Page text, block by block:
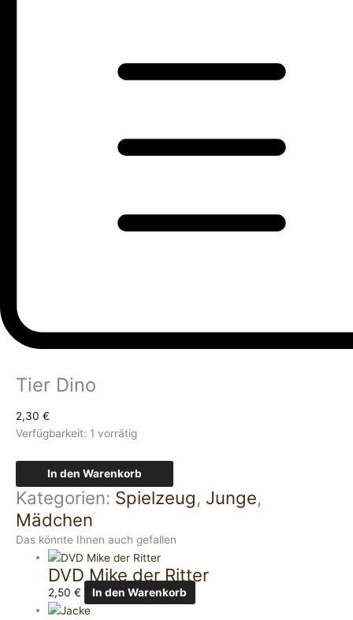
Tier Dino
2,30 €
Verfügbarkeit: 1 vorrätig
In den Warenkorb
Kategorien: Spielzeug, Junge,
Mädchen
Das könnte Ihnen auch gefallen
DVD Mike der Ritter
2,50€ In den Warenkorb